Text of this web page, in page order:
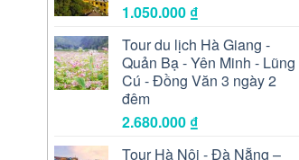
1.050.000 ₫
Tour du lịch Hà Giang -
Quản Bạ - Yên Minh - Lũng
Cú - Đồng Văn 3 ngày 2
đêm
2.680.000 ₫
Tour Hà Nội - Đà Nẵng –